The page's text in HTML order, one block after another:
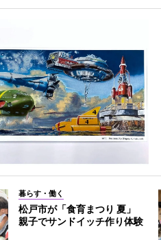
暮らす・働く
松戸市が「食育まつり 夏」
親子でサンドイッチ作り体験